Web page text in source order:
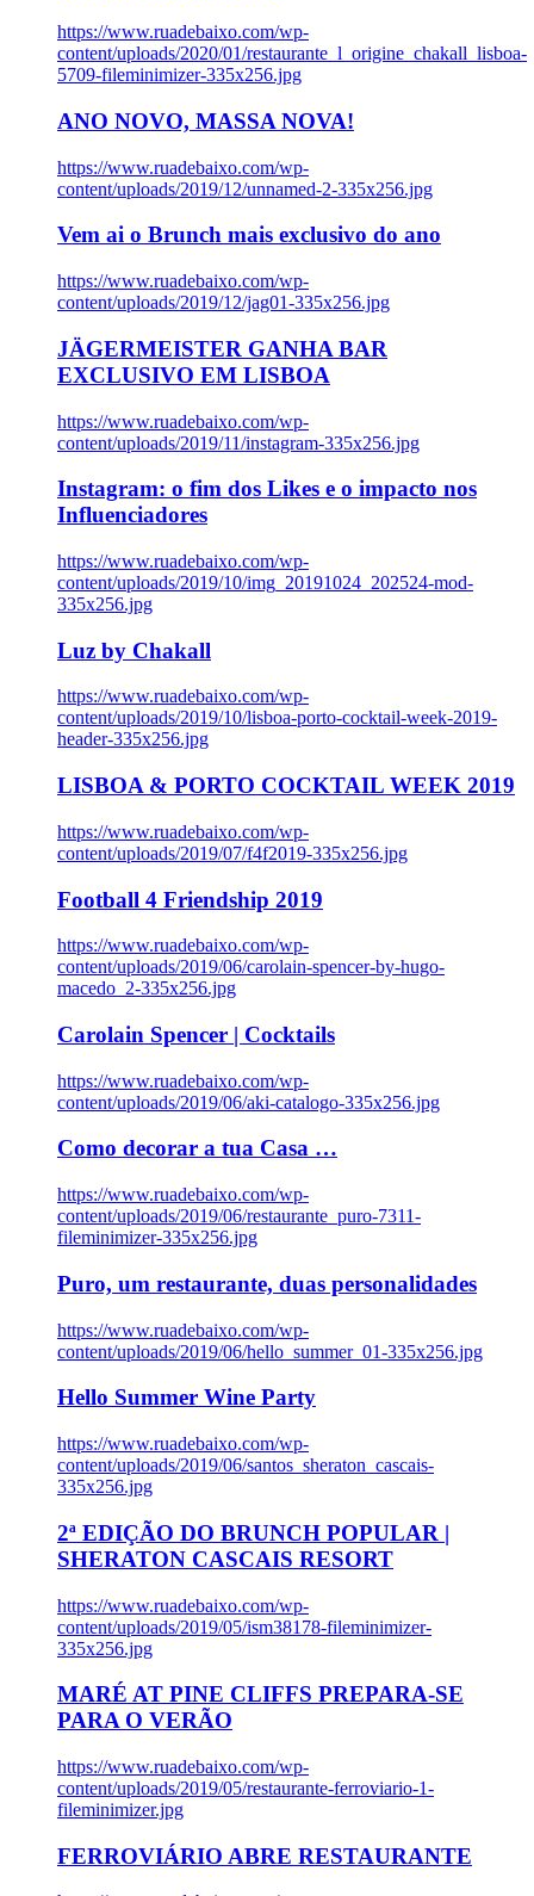
https://www.ruadebaixo.com/wp-
content/uploads/2020/01/restaurante_l_origine_chakall_lisboa-
5709-fileminimizer-335x256.jpg
ANO NOVO, MASSA NOVA!
https://www.ruadebaixo.com/wp-
content/uploads/2019/12/unnamed-2-335x256.jpg
Vem ai o Brunch mais exclusivo do ano
https://www.ruadebaixo.com/wp-
content/uploads/2019/12/jag01-335x256.jpg
JÄGERMEISTER GANHA BAR
EXCLUSIVO EM LISBOA
https://www.ruadebaixo.com/wp-
content/uploads/2019/11/instagram-335x256.jpg
Instagram: o fim dos Likes e o impacto nos
Influenciadores
https://www.ruadebaixo.com/wp-
content/uploads/2019/10/img_20191024_202524-mod-
335x256.jpg
Luz by Chakall
https://www.ruadebaixo.com/wp-
content/uploads/2019/10/lisboa-porto-cocktail-week-2019-
header-335x256.jpg
LISBOA & PORTO COCKTAIL WEEK 2019
https://www.ruadebaixo.com/wp-
content/uploads/2019/07/f4f2019-335x256.jpg
Football 4 Friendship 2019
https://www.ruadebaixo.com/wp-
content/uploads/2019/06/carolain-spencer-by-hugo-
macedo_2-335x256.jpg
Carolain Spencer | Cocktails
https://www.ruadebaixo.com/wp-
content/uploads/2019/06/aki-catalogo-335x256.jpg
Como decorar a tua Casa …
https://www.ruadebaixo.com/wp-
content/uploads/2019/06/restaurante_puro-7311-
fileminimizer-335x256.jpg
Puro, um restaurante, duas personalidades
https://www.ruadebaixo.com/wp-
content/uploads/2019/06/hello_summer_01-335x256.jpg
Hello Summer Wine Party
https://www.ruadebaixo.com/wp-
content/uploads/2019/06/santos_sheraton_cascais-
335x256.jpg
2ª EDIÇÃO DO BRUNCH POPULAR |
SHERATON CASCAIS RESORT
https://www.ruadebaixo.com/wp-
content/uploads/2019/05/ism38178-fileminimizer-
335x256.jpg
MARÉ AT PINE CLIFFS PREPARA-SE
PARA O VERÃO
https://www.ruadebaixo.com/wp-
content/uploads/2019/05/restaurante-ferroviario-1-
fileminimizer.jpg
FERROVIÁRIO ABRE RESTAURANTE